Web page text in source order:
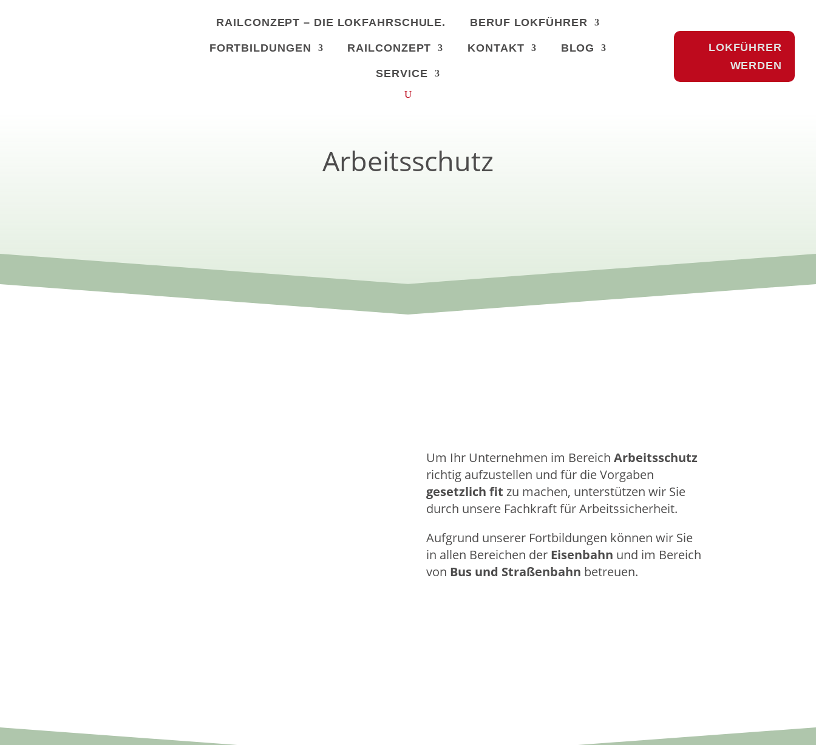
RAILCONZEPT – DIE LOKFAHRSCHULE. BERUF LOKFÜHRER
FORTBILDUNGEN RAILCONZEPT KONTAKT BLOG
SERVICE
LOKFÜHRER
WERDEN
Arbeitsschutz
Um Ihr Unternehmen im Bereich Arbeitsschutz
richtig aufzustellen und für die Vorgaben
gesetzlich fit zu machen, unterstützen wir Sie
durch unsere Fachkraft für Arbeitssicherheit.
Aufgrund unserer Fortbildungen können wir Sie
in allen Bereichen der Eisenbahn und im Bereich
von Bus und Straßenbahn betreuen.